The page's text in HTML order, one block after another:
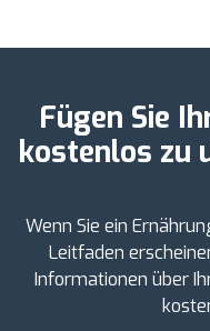
Fügen Sie
kostenlos zu
Wenn Sie ein
Leitfaden
Informationen über